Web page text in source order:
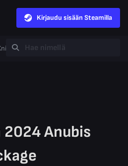
Kirjaudu sisään Steamilla
Gloves Heavy
2024 Anubis